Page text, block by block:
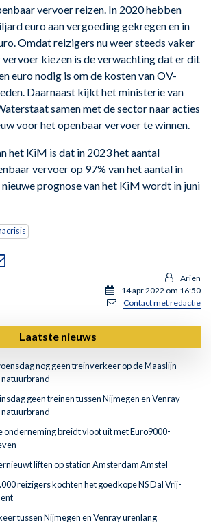
vervoer reizen. In 2020 hebben
euro aan vergoeding gekregen en in
Omdat reizigers nu weer steeds vaker
kiezen is de verwachting dat er dit
euro nodig is om de kosten van OV-
Daarnaast kijkt het ministerie van
samen met de sector naar acties
voor het openbaar vervoer te winnen.
het KiM is dat in 2023 het aantal
vervoer op 97% van het aantal in
prognose van het KiM wordt in juni
Ariën
14 apr 2022 om 16:50
Contact met redactie
Laatste nieuws
nog geen treinverkeer op de Maaslijn
geen treinen tussen Nijmegen en Venray
onderneming breidt vloot uit met Euro9000-
liften op station Amsterdam Amstel
reizigers kochten het goedkope NS Dal Vrij-
tussen Nijmegen en Venray urenlang